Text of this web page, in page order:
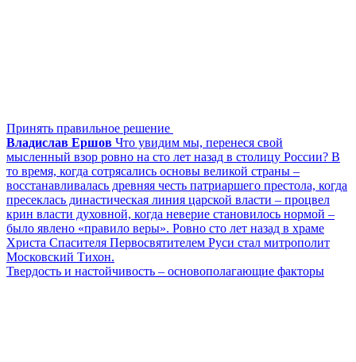
Принять правильное решение
Владислав Ершов Что увидим мы, перенеся свой
мысленный взор ровно на сто лет назад в столицу России? В
то время, когда сотрясались основы великой страны –
восстанавливалась древняя честь патриаршего престола, когда
пресеклась династическая линия царской власти – процвел
крин власти духовной, когда неверие становилось нормой –
было явлено «правило веры». Ровно сто лет назад в храме
Христа Спасителя Первосвятителем Руси стал митрополит
Московский Тихон.
Твердость и настойчивость – основополагающие факторы